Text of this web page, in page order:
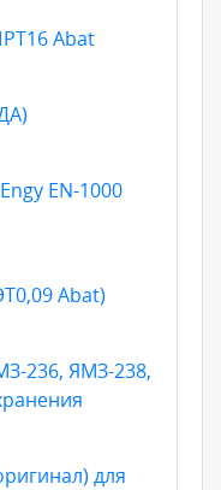
Abat
EN-1000
Abat)
236, ЯМЗ-238,
для